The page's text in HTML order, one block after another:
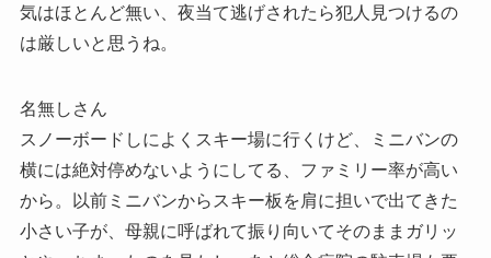
気はほとんど無い、夜当て逃げされたら犯人見つけるの
は厳しいと思うね。
名無しさん
スノーボードしによくスキー場に行くけど、ミニバンの
横には絶対停めないようにしてる、ファミリー率が高い
から。以前ミニバンからスキー板を肩に担いで出てきた
小さい子が、母親に呼ばれて振り向いてそのままガリッ